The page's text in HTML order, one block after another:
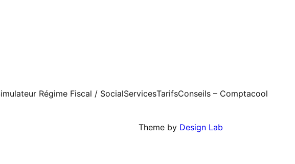
Régime Fiscal / SocialServicesTarifsConseils – Comptacool
Theme by Design Lab